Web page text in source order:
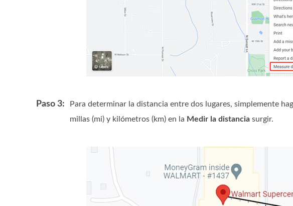
Paso 3:
Para determinar la distancia entre dos lugares, simplemente
millas (mi) y kilómetros (km) en la Medir la distancia surgir.